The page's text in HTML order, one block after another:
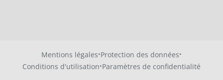
Mentions légales·Protection des données·
Conditions d'utilisation·Paramètres de confidentialité